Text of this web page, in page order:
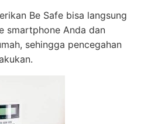
Be Safe bisa langsung
smartphone Anda dan
sehingga pencegahan